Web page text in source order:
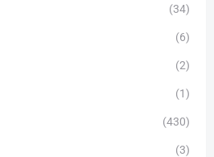
(34)
(6)
(2)
(1)
(430)
(3)